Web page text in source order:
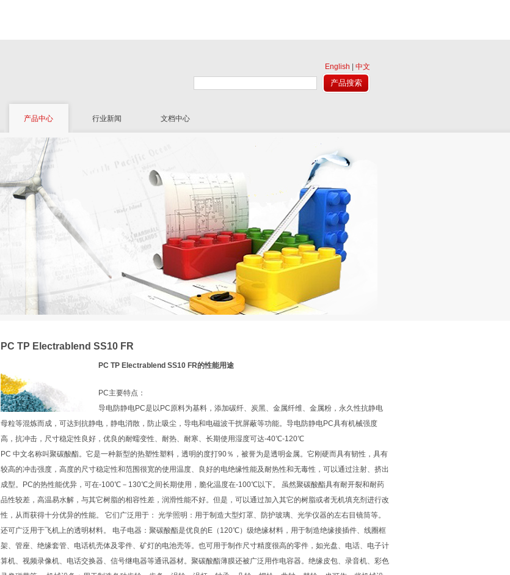
English 中文
产品中心 行业新闻 文档中心
PC TP Electrablend SS10 FR
PC TP Electrablend SS10 FR的性能用途
PC主要特点：
导电防静电PC是以PC原料为基料，添加碳纤、炭黑、金属纤维、金属粉，永久性抗静电
母粒等混炼而成，可达到抗静电，静电消散，防止吸尘，导电和电磁波干扰屏蔽等功能。导电防静电PC具有机械强度
高，抗冲击，尺寸稳定性良好，优良的耐蠕变性、耐热、耐寒、长期使用湿度可达-40℃-120℃
PC 中文名称叫聚碳酸酯。它是一种新型的热塑性塑料，透明的度打90％，被誉为是透明金属。它刚硬而具有韧性，具有
较高的冲击强度，高度的尺寸稳定性和范围很宽的使用温度、良好的电绝缘性能及耐热性和无毒性，可以通过注射、挤出
成型。PC的热性能优异，可在-100℃－130℃之间长期使用，脆化温度在-100℃以下。 虽然聚碳酸酯具有耐开裂和耐药
品性较差，高温易水解，与其它树脂的相容性差，润滑性能不好。但是，可以通过加入其它的树脂或者无机填充剂进行改
性，从而获得十分优异的性能。 它们广泛用于： 光学照明：用于制造大型灯罩、防护玻璃、光学仪器的左右目镜筒等。
还可广泛用于飞机上的透明材料。 电子电器：聚碳酸酯是优良的E（120℃）级绝缘材料，用于制造绝缘接插件、线圈框
架、管座、绝缘套管、电话机壳体及零件、矿灯的电池壳等。也可用于制作尺寸精度很高的零件，如光盘、电话、电子计
算机、视频录像机、电话交换器、信号继电器等通讯器材。聚碳酸酯薄膜还被广泛用作电容器。绝缘皮包、录音机、彩色